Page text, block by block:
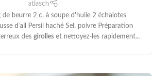
atlasch
beurre 2 c. à soupe d'huile 2 échalotes
d'ail Persil haché Sel, poivre Préparation
des girolleset nettoyez-les rapidement...